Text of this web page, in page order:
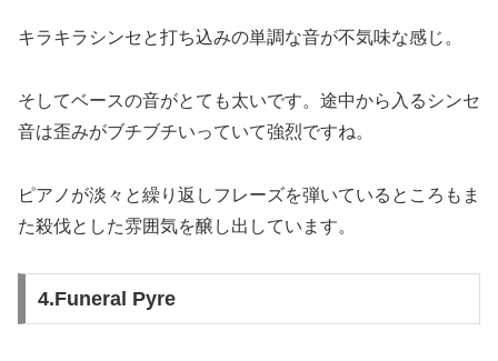
キラキラシンセと打ち込みの単調な音が不気味な感じ。
そしてベースの音がとても太いです。途中から入るシンセ
音は歪みがブチブチいっていて強烈ですね。
ピアノが淡々と繰り返しフレーズを弾いているところもま
た殺伐とした雰囲気を醸し出しています。
4.Funeral Pyre